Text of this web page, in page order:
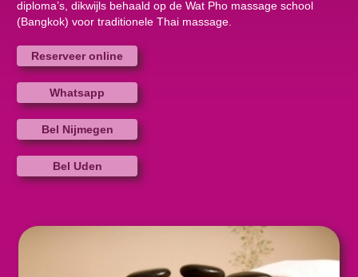
diploma’s, dikwijls behaald op de Wat Pho massage school
(Bangkok) voor traditionele Thai massage.
Reserveer online
Whatsapp
Bel Nijmegen
Bel Uden